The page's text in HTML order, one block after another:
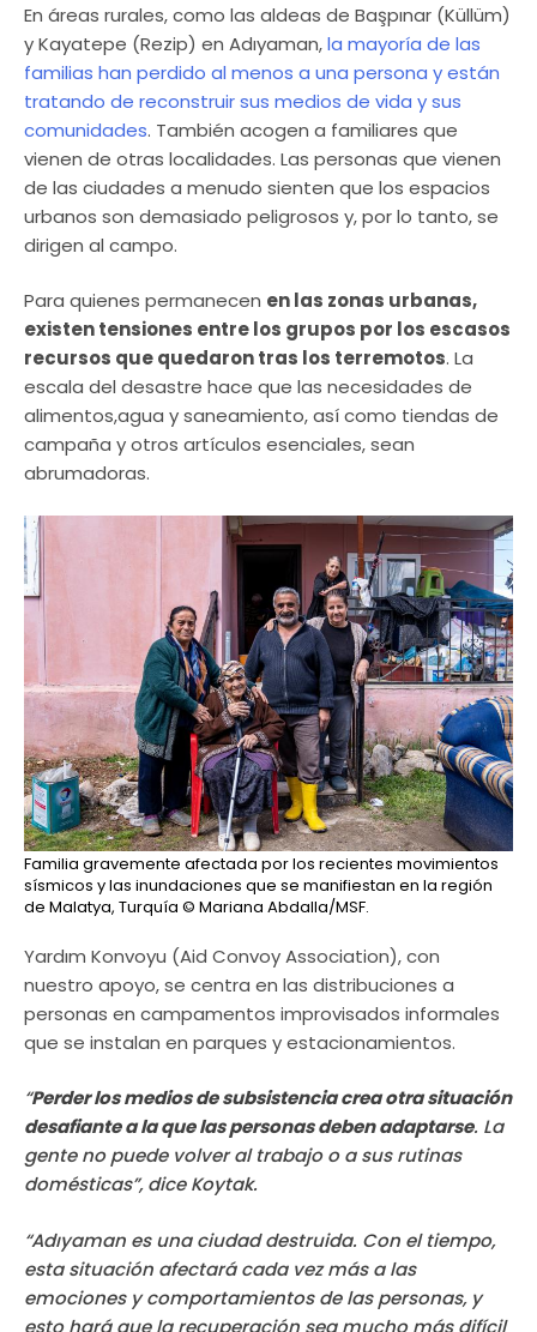
En áreas rurales, como las aldeas de Başpınar (Küllüm)
y Kayatepe (Rezip) en Adıyaman,la mayoría de las
familias han perdido al menos a una persona y están
tratando de reconstruir sus medios de vida y sus
comunidades. También acogen a familiares que
vienen de otras localidades. Las personas que vienen
de las ciudades a menudo sienten que los espacios
urbanos son demasiado peligrosos y, por lo tanto, se
dirigen al campo.
Para quienes permanecen en las zonas urbanas,
existen tensiones entre los grupos por los escasos
recursos que quedaron tras los terremotos. La
escala del desastre hace que las necesidades de
alimentos,agua y saneamiento, así como tiendas de
campaña y otros artículos esenciales, sean
abrumadoras.
Familia gravemente afectada por los recientes movimientos
sísmicos y las inundaciones que se manifiestan en la región
de Malatya, Turquía © Mariana Abdalla/MSF.
Yardım Konvoyu (Aid Convoy Association), con
nuestro apoyo, se centra en las distribuciones a
personas en campamentos improvisados informales
que se instalan en parques y estacionamientos.
“Perder los medios de subsistencia crea otra situación
desafiante a la que las personas deben adaptarse. La
gente no puede volver al trabajo o a sus rutinas
domésticas”, dice Koytak.
“Adıyaman es una ciudad destruida. Con el tiempo,
esta situación afectará cada vez más a las
emociones y comportamientos de las personas, y
esto hará que la recuperación sea mucho más difícil